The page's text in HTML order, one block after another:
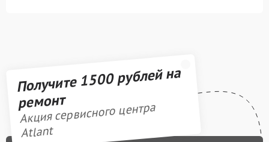
Получите 1500 рублей на
ремонт
Акция сервисного центра
Atlant